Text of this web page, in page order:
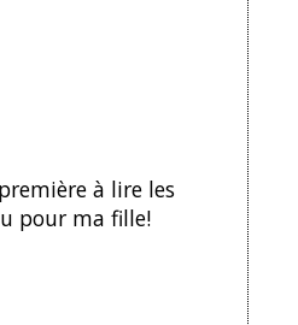
à lire les
pour ma fille!